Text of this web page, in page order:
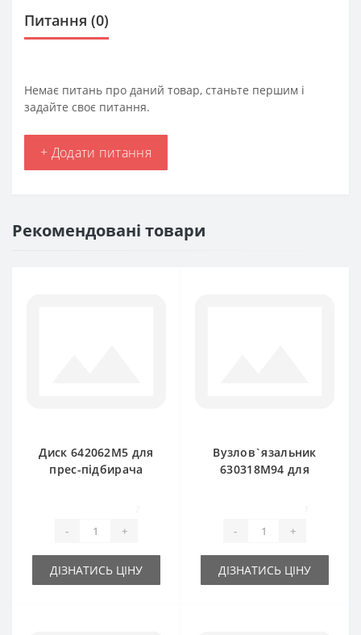
Питання (0)
Немає питань про даний товар, станьте першим і
задайте своє питання.
+ Додати питання
Рекомендовані товари
Диск 642062M5 для
прес-підбирача
- +
ДІЗНАТИСЬ ЦІНУ
Вузлов`язальник
630318M94 для
- +
ДІЗНАТИСЬ ЦІНУ